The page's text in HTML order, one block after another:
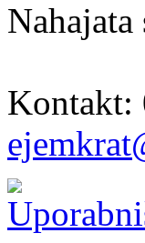
Kontakt: